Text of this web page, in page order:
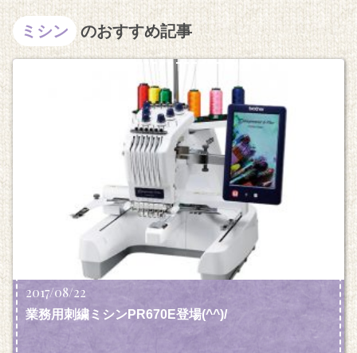
ミシン のおすすめ記事
2017/08/22
業務用刺繍ミシンPR670E登場(^^)/